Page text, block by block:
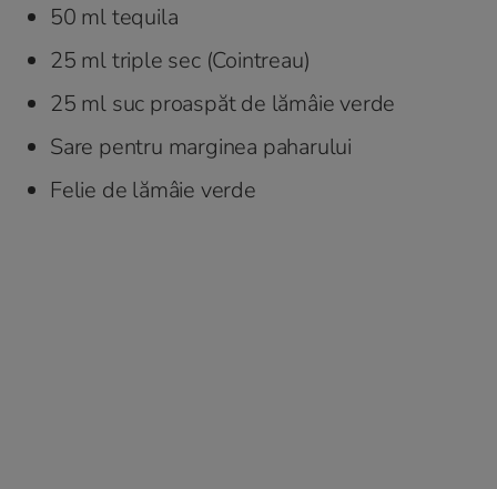
50 ml tequila
25 ml triple sec (Cointreau)
25 ml suc proaspăt de lămâie verde
Sare pentru marginea paharului
Felie de lămâie verde